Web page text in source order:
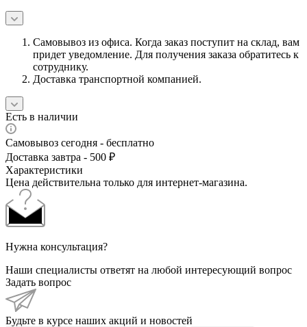
Самовывоз из офиса. Когда заказ поступит на склад, вам
придет уведомление. Для получения заказа обратитесь к
сотруднику.
Доставка транспортной компанией.
Есть в наличии
Самовывоз сегодня - бесплатно
Доставка завтра - 500 ₽
Характеристики
Цена действительна только для интернет-магазина.
Нужна консультация?
Наши специалисты ответят на любой интересующий вопрос
Задать вопрос
Будьте в курсе наших акций и новостей